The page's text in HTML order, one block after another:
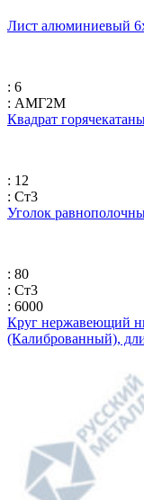
Лист алюминиевый
: 6
: АМГ2М
Квадрат
: 12
: Ст3
Уголок
: 80
: Ст3
: 6000
Круг нержавеющий
(Калиброванный),